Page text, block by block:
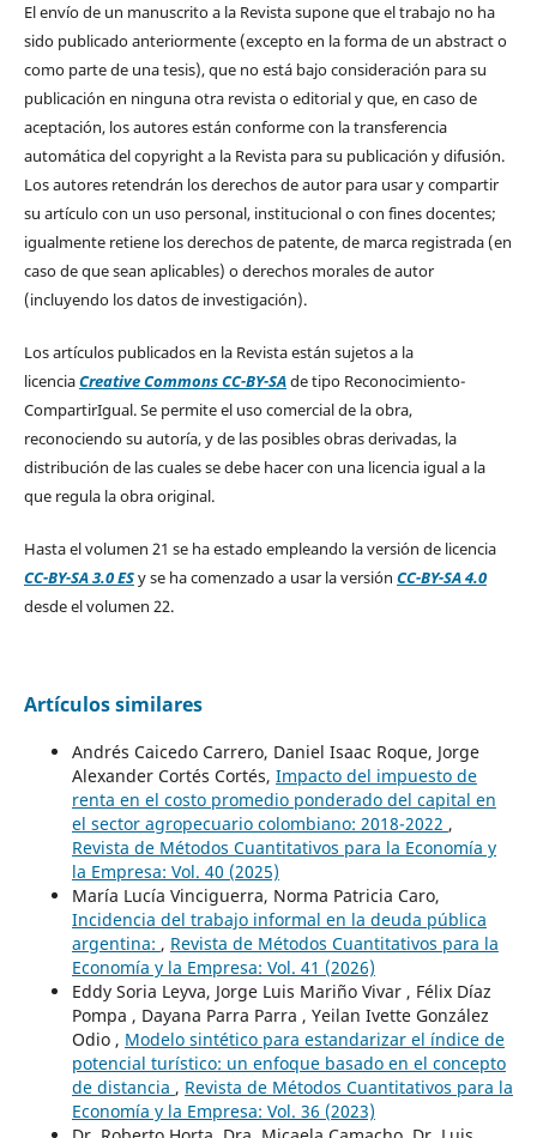
El envío de un manuscrito a la Revista supone que el trabajo no ha
sido publicado anteriormente (excepto en la forma de un abstract o
como parte de una tesis), que no está bajo consideración para su
publicación en ninguna otra revista o editorial y que, en caso de
aceptación, los autores están conforme con la transferencia
automática del copyright a la Revista para su publicación y difusión.
Los autores retendrán los derechos de autor para usar y compartir
su artículo con un uso personal, institucional o con fines docentes;
igualmente retiene los derechos de patente, de marca registrada (en
caso de que sean aplicables) o derechos morales de autor
(incluyendo los datos de investigación).
Los artículos publicados en la Revista están sujetos a la
licenciaCreative Commons CC-BY-SAde tipo Reconocimiento-
CompartirIgual. Se permite el uso comercial de la obra,
reconociendo su autoría, y de las posibles obras derivadas, la
distribución de las cuales se debe hacer con una licencia igual a la
que regula la obra original.
Hasta el volumen 21 se ha estado empleando la versión de licencia
CC-BY-SA 3.0 ESy se ha comenzado a usar la versión CC-BY-SA 4.0
desde el volumen 22.
Artículos similares
Andrés Caicedo Carrero, Daniel Isaac Roque, Jorge
Alexander Cortés Cortés, Impacto del impuesto de
renta en el costo promedio ponderado del capital en
el sector agropecuario colombiano: 2018-2022 ,
Revista de Métodos Cuantitativos para la Economía y
la Empresa: Vol. 40 (2025)
María Lucía Vinciguerra, Norma Patricia Caro,
Incidencia del trabajo informal en la deuda pública
argentina: , Revista de Métodos Cuantitativos para la
Economía y la Empresa: Vol. 41 (2026)
Eddy Soria Leyva, Jorge Luis Mariño Vivar , Félix Díaz
Pompa , Dayana Parra Parra , Yeilan Ivette González
Odio , Modelo sintético para estandarizar el índice de
potencial turístico: un enfoque basado en el concepto
de distancia , Revista de Métodos Cuantitativos para la
Economía y la Empresa: Vol. 36 (2023)